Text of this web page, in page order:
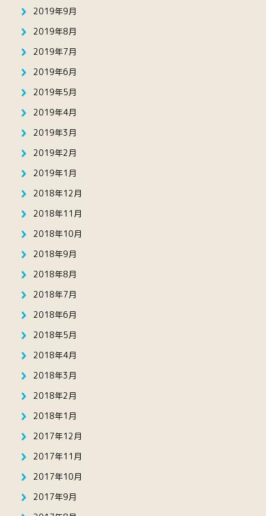
2019年9月
2019年8月
2019年7月
2019年6月
2019年5月
2019年4月
2019年3月
2019年2月
2019年1月
2018年12月
2018年11月
2018年10月
2018年9月
2018年8月
2018年7月
2018年6月
2018年5月
2018年4月
2018年3月
2018年2月
2018年1月
2017年12月
2017年11月
2017年10月
2017年9月